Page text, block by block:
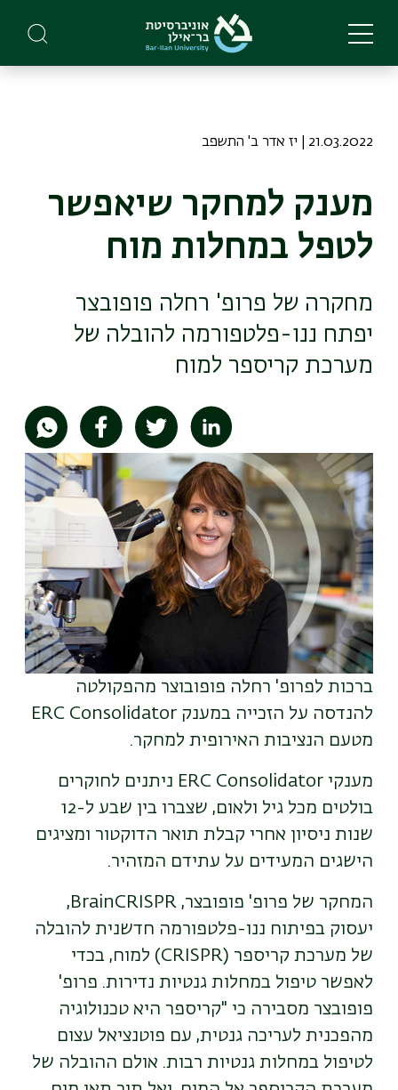
main
21.03.2022 | יז אדר ב' התשפב
מענק למחקר שיאפשר
לטפל במחלות מוח
מחקרה של פרופ' רחלה פופובצר
יפתח ננו-פלטפורמה להובלה של
מערכת קריספר למוח
תמונה
ברכות לפרופ' רחלה פופובוצר מהפקולטה
להנדסה על הזכייה במענק ERC Consolidator
מטעם הנציבות האירופית למחקר.
מענקי ERC Consolidator ניתנים לחוקרים
בולטים מכל גיל ולאום, שצברו בין שבע ל-12
שנות ניסיון אחרי קבלת תואר הדוקטור ומציגים
הישגים המעידים על עתידם המזהיר.
המחקר של פרופ' פופובצר, BrainCRISPR,
יעסוק בפיתוח ננו-פלטפורמה חדשנית להובלה
של מערכת קריספר (CRISPR) למוח, בכדי
לאפשר טיפול במחלות גנטיות נדירות. פרופ'
פופובצר מסבירה כי "קריספר היא טכנולוגיה
מהפכנית לעריכה גנטית, עם פוטנציאל עצום
לטיפול במחלות גנטיות רבות. אולם ההובלה של